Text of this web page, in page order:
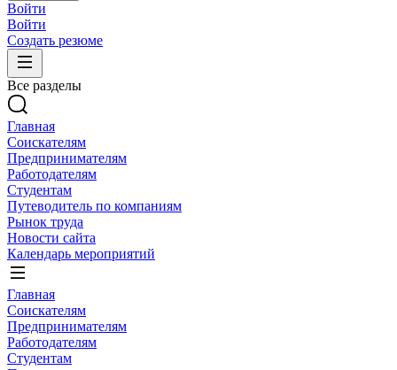
Войти
Войти
Создать резюме
Все разделы
Главная
Соискателям
Предпринимателям
Работодателям
Студентам
Путеводитель по компаниям
Рынок труда
Новости сайта
Календарь мероприятий
Главная
Соискателям
Предпринимателям
Работодателям
Студентам